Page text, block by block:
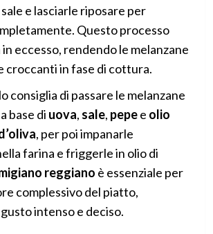
e lasciarle riposare per
Questo processo
in eccesso, rendendo le melanzane
in fase di cottura.
consiglia di passare le melanzane
base di uova, sale, pepee olio
, per poi impanarle
farina e friggerle in olio di
reggiano è essenziale per
complessivo del piatto,
intenso e deciso.